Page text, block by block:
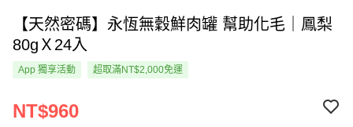
【天然密碼】永恆無穀鮮肉罐 幫助化毛｜鳳梨
80gＸ24入
App 獨享活動 超取滿NT$2,000免運
NT$960